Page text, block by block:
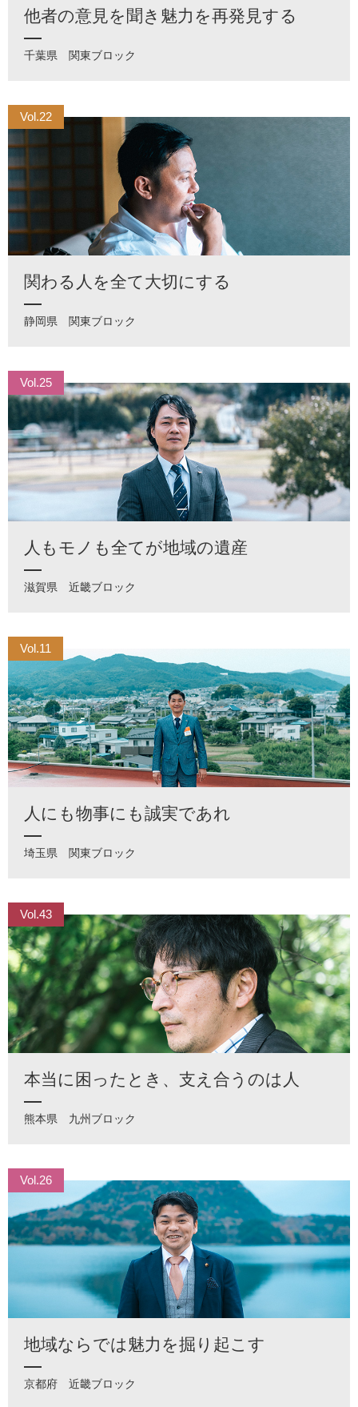
他者の意見を聞き魅力を再発見する
千葉県 関東ブロック
Vol.22
関わる人を全て大切にする
静岡県 関東ブロック
Vol.25
人もモノも全てが地域の遺産
滋賀県 近畿ブロック
Vol.11
人にも物事にも誠実であれ
埼玉県 関東ブロック
Vol.43
本当に困ったとき、支え合うのは人
熊本県 九州ブロック
Vol.26
地域ならでは魅力を掘り起こす
京都府 近畿ブロック